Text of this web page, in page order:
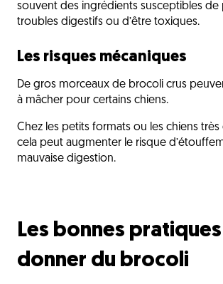
souvent des ingrédients susceptibles
troubles digestifs ou d’être toxiques.
Les risques mécaniques
De gros morceaux de brocoli crus
à mâcher pour certains chiens.
Chez les petits formats ou les chiens
cela peut augmenter le risque
mauvaise digestion.
Les bonnes
donner du brocoli